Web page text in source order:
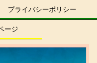
プライバシーポリシー
ージ